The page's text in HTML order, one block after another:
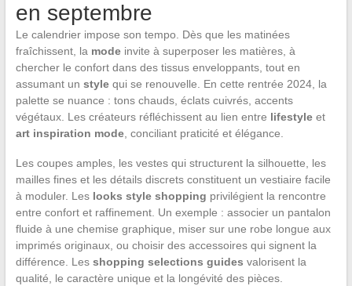
en septembre
Le calendrier impose son tempo. Dès que les matinées
fraîchissent, la modeinvite à superposer les matières, à
chercher le confort dans des tissus enveloppants, tout en
assumant un stylequi se renouvelle. En cette rentrée 2024, la
palette se nuance : tons chauds, éclats cuivrés, accents
végétaux. Les créateurs réfléchissent au lien entre lifestyleet
art inspiration mode, conciliant praticité et élégance.
Les coupes amples, les vestes qui structurent la silhouette, les
mailles fines et les détails discrets constituent un vestiaire facile
à moduler. Les looks style shopping privilégient la rencontre
entre confort et raffinement. Un exemple : associer un pantalon
fluide à une chemise graphique, miser sur une robe longue aux
imprimés originaux, ou choisir des accessoires qui signent la
différence. Les shopping selections guides valorisent la
qualité, le caractère unique et la longévité des pièces.